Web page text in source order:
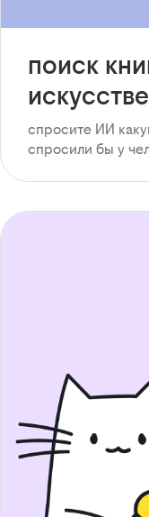
поиск
спросите ИИ
спросили бы у